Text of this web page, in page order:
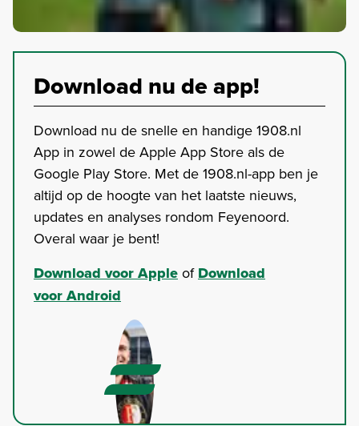
Download nu de app!
Download nu de snelle en handige 1908.nl
App in zowel de Apple App Store als de
Google Play Store. Met de 1908.nl-app ben je
altijd op de hoogte van het laatste nieuws,
updates en analyses rondom Feyenoord.
Overal waar je bent!
Download voor Apple ofDownload
voor Android